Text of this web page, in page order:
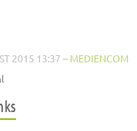
2015 13:37 – MEDIENCOM